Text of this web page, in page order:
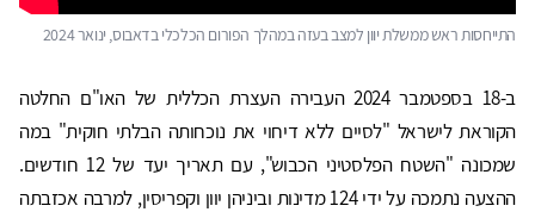
התייחסות ראש ממשלת יוון למצב בעזה במהלך הפורום הכלכלי בדאבוס, ינואר 2024
ב-18 בספטמבר 2024 העבירה העצרת הכללית של האו"ם החלטה
הקוראת לישראל "לסיים ללא דיחוי את נוכחותה הבלתי חוקית" במה
שמכונה "השטח הפלסטיני הכבוש", עם תאריך יעד של 12 חודשים.
ההצעה נתמכה על ידי 124 מדינות וביניהן יוון וקפריסין, למרבה אכזבתה